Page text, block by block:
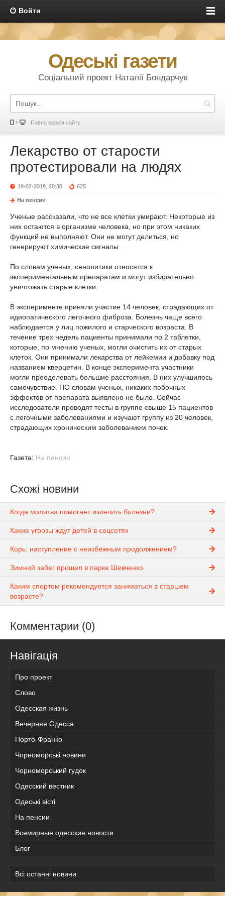
Войти
Одеські газети
Соціальний проект Наталії Бондарчук
Повна версія сайту
Лекарство от старости
протестировали на людях
19-02-2019, 20:30 625
На пенсии
Ученые рассказали, что не все клетки умирают. Некоторые из
них остаются в организме человека, но при этом никаких
функций не выполняют. Они не могут делиться, но
генерируют химические сигналы
По словам ученых, сенолитики относятся к
экспериментальным препаратам и могут избирательно
уничтожать старые клетки.
В эксперименте приняли участие 14 человек, страдающих от
идиопатического легочного фиброза. Болезнь чаще всего
наблюдается у лиц пожилого и старческого возраста. В
течение трех недель пациенты принимали по 2 таблетки,
которые, по мнению ученых, могли очистить их от старых
клеток. Они принимали лекарства от лейкемии и добавку под
названием кверцетин. В конце эксперимента участники
могли преодолевать большие расстояния. В них улучшилось
самочувствие. ПО словам ученых, никаких побочных
эффектов от препарата выявлено не было. Сейчас
исследователи проводят тесты в группе свыше 15 пациентов
с легочными заболеваниями и изучают группу из 20 человек,
страдающих хроническим заболеванием почек.
Газета: На пенсии
Схожі новини
Когда молитва помогает излечить болезни?
Какие угрозы ждут детей в соцсетях
Корь: наступление с неизбежным продолжением?
Зимний забег прошел в парке Шевченко
Каким спортом рекомендуется заниматься в старшем
возрасте?
Комментарии (0)
Навігація
Про проект
Слово
Одесская жизнь
Вечерняя Одесса
Порто-Франко
Чорноморські новини
Чорноморський гудок
Одесский вестник
Одеськi вiстi
На пенсии
Всемирные одесские новости
Блог
Всі останні новини